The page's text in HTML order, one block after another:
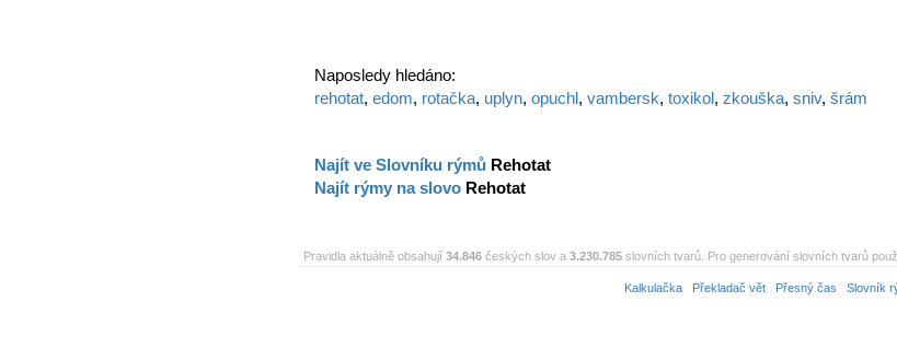
Naposledy hledáno:
rehotat, edom, rotačka, uplyn, opuchl, vambersk, toxikol, zkouška, sniv, šrám
Najít ve Slovníku rýmů Rehotat
Najít rýmy na slovo Rehotat
Pravidla aktuálně obsahují 34.846 českých slov a 3.230.785 slovních tvarů. Pro generování slovních tvarů
Kalkulačka Překladač vět Přesný čas Slovník